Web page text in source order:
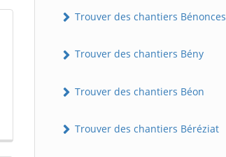
Trouver des chantiers Bénonces
Trouver des chantiers Bény
Trouver des chantiers Béon
Trouver des chantiers Béréziat